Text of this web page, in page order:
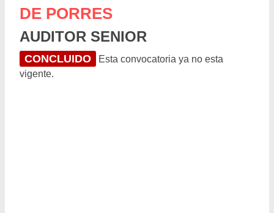
DE PORRES
AUDITOR SENIOR
CONCLUIDO
Esta convocatoria ya no esta
vigente.